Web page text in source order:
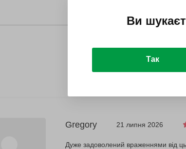
Gregory 21 липня 2026
Дуже задоволений враженнями від
Ви
Так